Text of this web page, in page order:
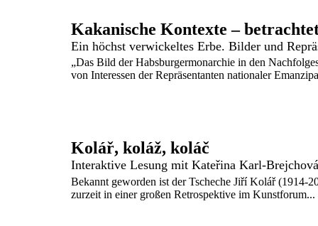
Kakanische Kontexte –
„Das Bild der Habsburgermonarchie in den
von Interessen der Repräsentanten nationaler
Kolář, koláž, koláč
Bekannt geworden ist der Tscheche Jiří Kolář (1914-
zurzeit in einer großen Retrospektive im Kunstforum...